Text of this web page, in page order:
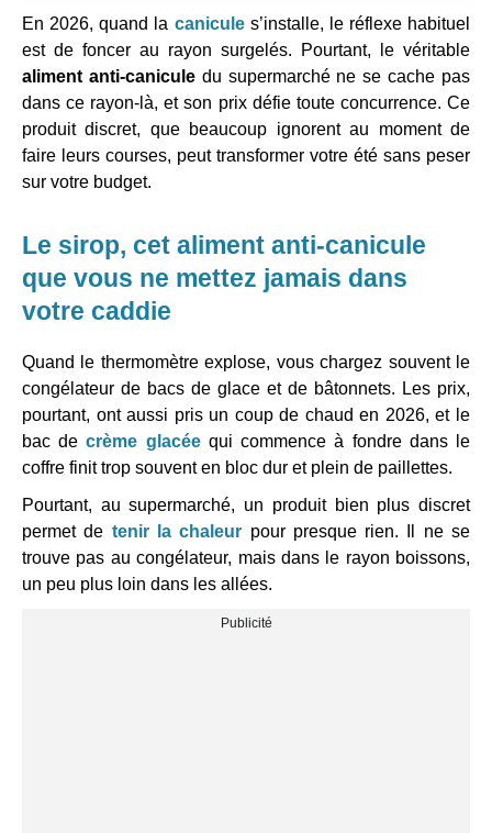
En 2026, quand la canicules’installe, le réflexe habituel
est de foncer au rayon surgelés. Pourtant, le véritable
aliment anti-caniculedu supermarché ne se cache pas
dans ce rayon-là, et son prix défie toute concurrence. Ce
produit discret, que beaucoup ignorent au moment de
faire leurs courses, peut transformer votre été sans peser
sur votre budget.
Le sirop, cet aliment anti-canicule
que vous ne mettez jamais dans
votre caddie
Quand le thermomètre explose, vous chargez souvent le
congélateur de bacs de glace et de bâtonnets. Les prix,
pourtant, ont aussi pris un coup de chaud en 2026, et le
bac decrème glacéequi commence à fondre dans le
coffre finit trop souvent en bloc dur et plein de paillettes.
Pourtant, au supermarché, un produit bien plus discret
permet de tenir la chaleur pour presque rien. Il ne se
trouve pas au congélateur, mais dans le rayon boissons,
un peu plus loin dans les allées.